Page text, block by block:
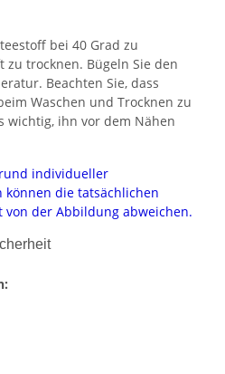
bei 40 Grad zu
trocknen. Bügeln Sie den
Beachten Sie, dass
Waschen und Trocknen zu
wichtig, ihn vor dem Nähen
individueller
die tatsächlichen
von der Abbildung abweichen.